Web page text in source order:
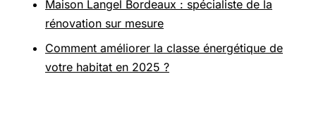
Maison Langel Bordeaux : spécialiste de la
rénovation sur mesure
Comment améliorer la classe énergétique de
votre habitat en 2025 ?